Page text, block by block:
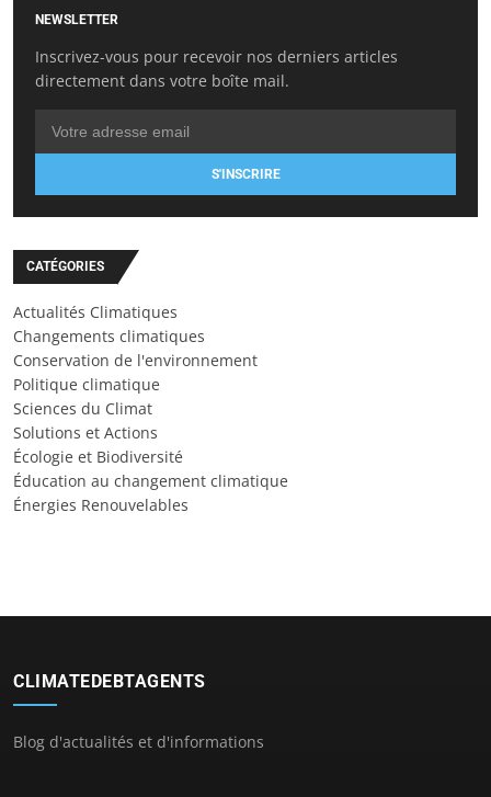
NEWSLETTER
Inscrivez-vous pour recevoir nos derniers articles
directement dans votre boîte mail.
S'INSCRIRE
CATÉGORIES
Actualités Climatiques
Changements climatiques
Conservation de l'environnement
Politique climatique
Sciences du Climat
Solutions et Actions
Écologie et Biodiversité
Éducation au changement climatique
Énergies Renouvelables
CLIMATEDEBTAGENTS
Blog d'actualités et d'informations